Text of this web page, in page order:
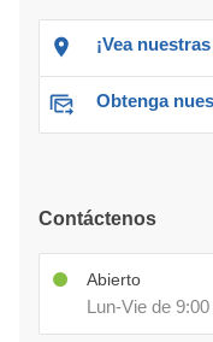
¡Vea
Obtenga
Contáctenos
Abierto
Lun-Vie de